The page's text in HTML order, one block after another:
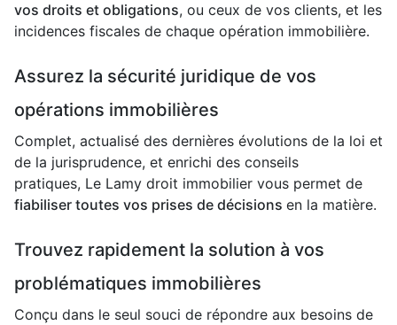
vos droits et obligations, ou ceux de vos clients, et les
incidences fiscales de chaque opération immobilière.
Assurez la sécurité juridique de vos
opérations immobilières
Complet, actualisé des dernières évolutions de la loi et
de la jurisprudence, et enrichi des conseils
pratiques, Le Lamy droit immobilier vous permet de
fiabiliser toutes vos prises de décisions en la matière.
Trouvez rapidement la solution à vos
problématiques immobilières
Conçu dans le seul souci de répondre aux besoins de